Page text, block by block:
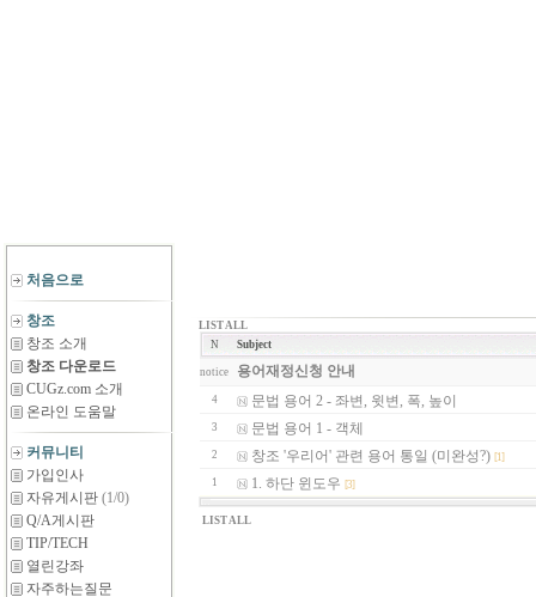
처음으로
창조
창조 소개
창조 다운로드
CUGz.com 소개
온라인 도움말
커뮤니티
가입인사
자유게시판 (1/0)
Q/A게시판
TIP/TECH
열린강좌
자주하는질문
LIST ALL
N
Subject
notice 용어재정신청 안내
4 문법 용어 2 - 좌변, 윗변, 폭, 높이
3 문법 용어 1 - 객체
2 창조 '우리어' 관련 용어 통일 (미완성?) [1]
1 1. 하단 윈도우 [3]
LIST ALL